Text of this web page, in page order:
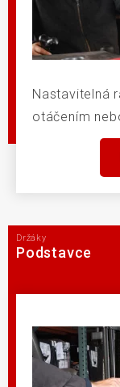
Nastavitelná
otáčením
Držáky
Podstavce